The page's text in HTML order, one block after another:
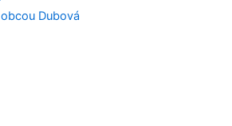
Dubová